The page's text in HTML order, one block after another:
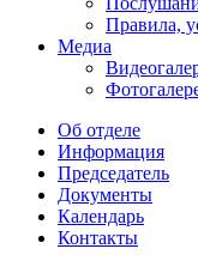
Правила,
Медиа
Об отделе
Информация
Председатель
Документы
Календарь
Контакты